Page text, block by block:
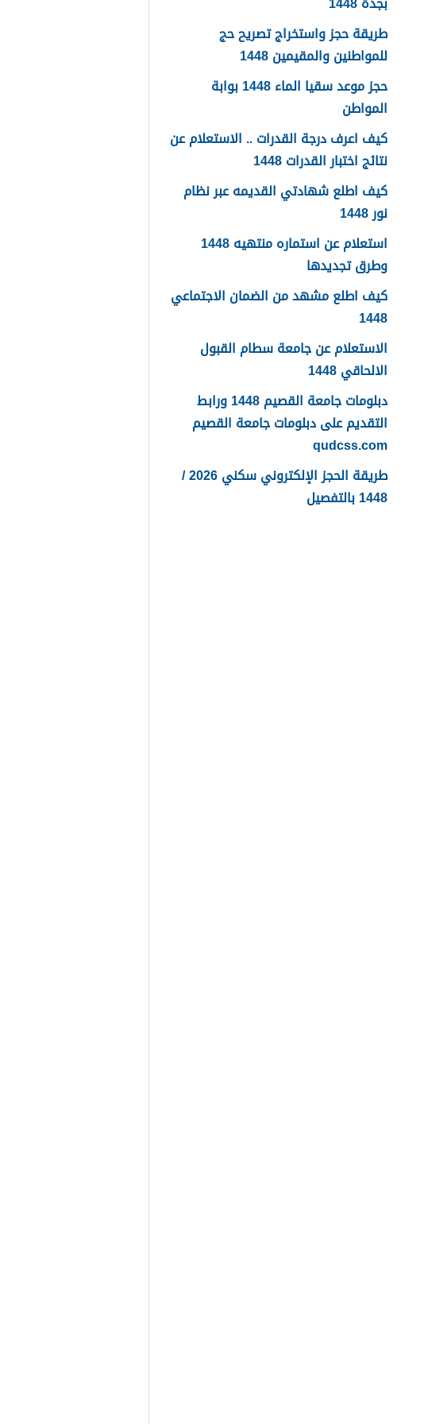
طريقة حجز واستخراج تصريح حج
للمواطنين والمقيمين 1448
حجز موعد سقيا الماء 1448 بوابة
المواطن
كيف اعرف درجة القدرات .. الاستعلام عن
نتائج اختبار القدرات 1448
كيف اطلع شهادتي القديمه عبر نظام
نور 1448
استعلام عن استماره منتهيه 1448
وطرق تجديدها
كيف اطلع مشهد من الضمان الاجتماعي
1448
الاستعلام عن جامعة سطام القبول
الالحاقي 1448
دبلومات جامعة القصيم 1448 ورابط
التقديم على دبلومات جامعة القصيم
qudcss.com
طريقة الحجز الإلكتروني سكني 2026 /
1448 بالتفصيل